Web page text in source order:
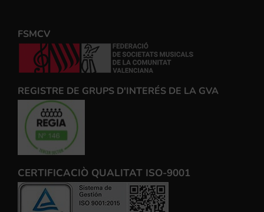
FSMCV
REGISTRE DE GRUPS D'INTERÉS DE LA GVA
CERTIFICACIÒ QUALITAT ISO-9001